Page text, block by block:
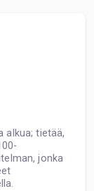
alkua; tietää,
jonka